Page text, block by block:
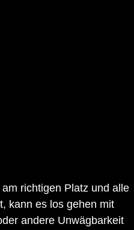
richtigen Platz und alle
kann es los gehen mit
andere Unwägbarkeit